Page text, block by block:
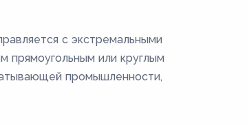
с экстремальными
прямоугольным или круглым
промышленности,